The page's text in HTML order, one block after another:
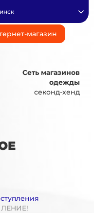
магазин
Сеть магазинов
одежды
секонд-хенд